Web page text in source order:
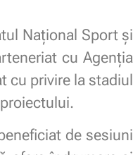
Național Sport și
cu Agenția
cu privire la stadiul
de sesiuni